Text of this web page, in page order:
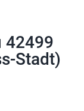
42499
Stadt)